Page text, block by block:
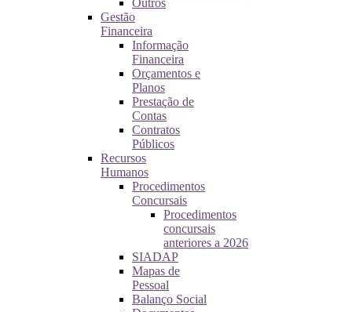
Outros
Gestão
Financeira
Informação
Financeira
Orçamentos e
Planos
Prestação de
Contas
Contratos
Públicos
Recursos
Humanos
Procedimentos
Concursais
Procedimentos
concursais
anteriores a 2026
SIADAP
Mapas de
Pessoal
Balanço Social